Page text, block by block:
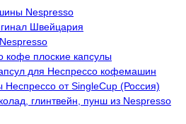
Nespresso
Швейцария
кофе плоские капсулы
для Неспрессо кофемашин
Неспрессо от SingleCup (Россия)
глинтвейн, пунш из Nespresso